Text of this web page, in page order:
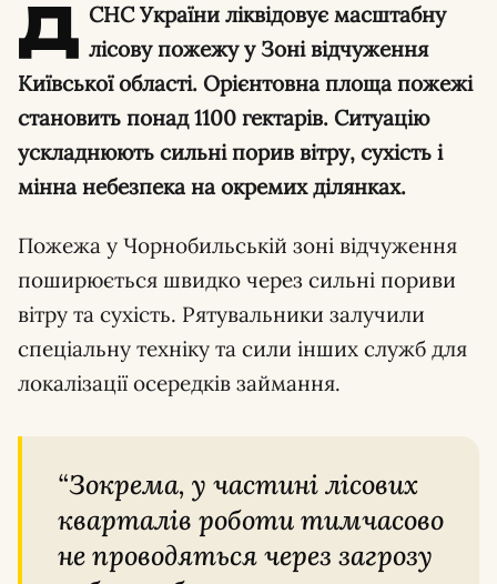
Д СНС України ліквідовує масштабну
лісову пожежу у Зоні відчуження
Київської області. Орієнтовна площа пожежі
становить понад 1100 гектарів. Ситуацію
ускладнюють сильні порив вітру, сухість і
мінна небезпека на окремих ділянках.
Пожежа у Чорнобильській зоні відчуження
поширюється швидко через сильні пориви
вітру та сухість. Рятувальники залучили
спеціальну техніку та сили інших служб для
локалізації осередків займання.
“Зокрема, у частині лісових
кварталів роботи тимчасово
не проводяться через загрозу